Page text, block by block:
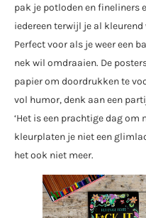
pak je potloden en fineliners
iedereen terwijl je al
Perfect voor als je weer een
nek wil omdraaien. De
papier om doordrukken te
vol humor, denk aan een
‘Het is een prachtige dag om
kleurplaten je niet een
het ook niet meer.